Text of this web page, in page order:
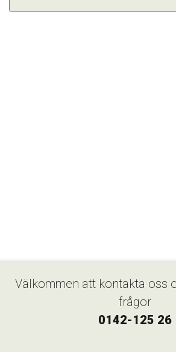
Välkommen att kontakta oss
frågor
0142-125 26